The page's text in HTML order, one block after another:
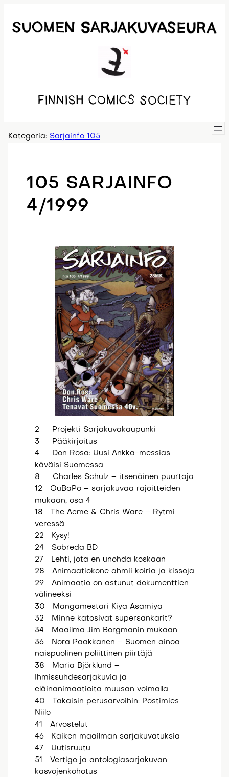
sisältöön
Kategoria: Sarjainfo 105
105 SARJAINFO
4/1999
2 Projekti Sarjakuvakaupunki
3 Pääkirjoitus
4 Don Rosa: Uusi Ankka-messias
käväisi Suomessa
8 Charles Schulz – itsenäinen puurtaja
12 OuBaPo – sarjakuvaa rajoitteiden
mukaan, osa 4
18 The Acme & Chris Ware – Rytmi
veressä
22 Kysy!
24 Sobreda BD
27 Lehti, jota en unohda koskaan
28 Animaatiokone ahmii koiria ja kissoja
29 Animaatio on astunut dokumenttien
välineeksi
30 Mangamestari Kiya Asamiya
32 Minne katosivat supersankarit?
34 Maailma Jim Borgmanin mukaan
36 Nora Paakkanen – Suomen ainoa
naispuolinen poliittinen piirtäjä
38 Maria Björklund –
Ihmissuhdesarjakuvia ja
eläinanimaatioita muusan voimalla
40 Takaisin perusarvoihin: Postimies
Niilo
41 Arvostelut
46 Kaiken maailman sarjakuvatuksia
47 Uutisruutu
51 Vertigo ja antologiasarjakuvan
kasvojenkohotus